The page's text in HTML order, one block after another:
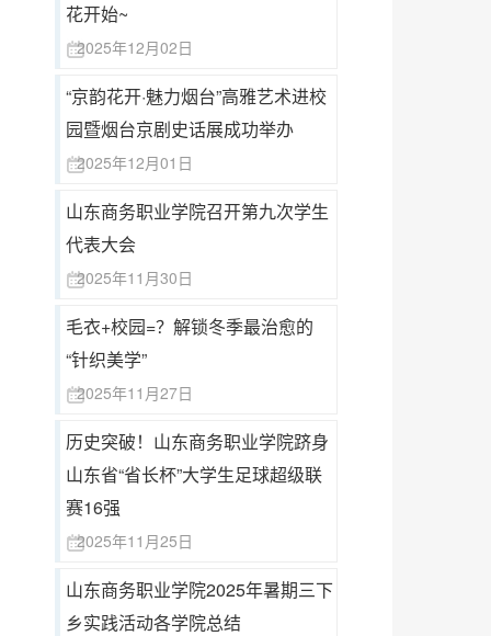
花开始~
2025年12月02日
“京韵花开·魅力烟台”高雅艺术进校
园暨烟台京剧史话展成功举办
2025年12月01日
山东商务职业学院召开第九次学生
代表大会
2025年11月30日
毛衣+校园=？解锁冬季最治愈的
“针织美学”
2025年11月27日
历史突破！山东商务职业学院跻身
山东省“省长杯”大学生足球超级联
赛16强
2025年11月25日
山东商务职业学院2025年暑期三下
乡实践活动各学院总结